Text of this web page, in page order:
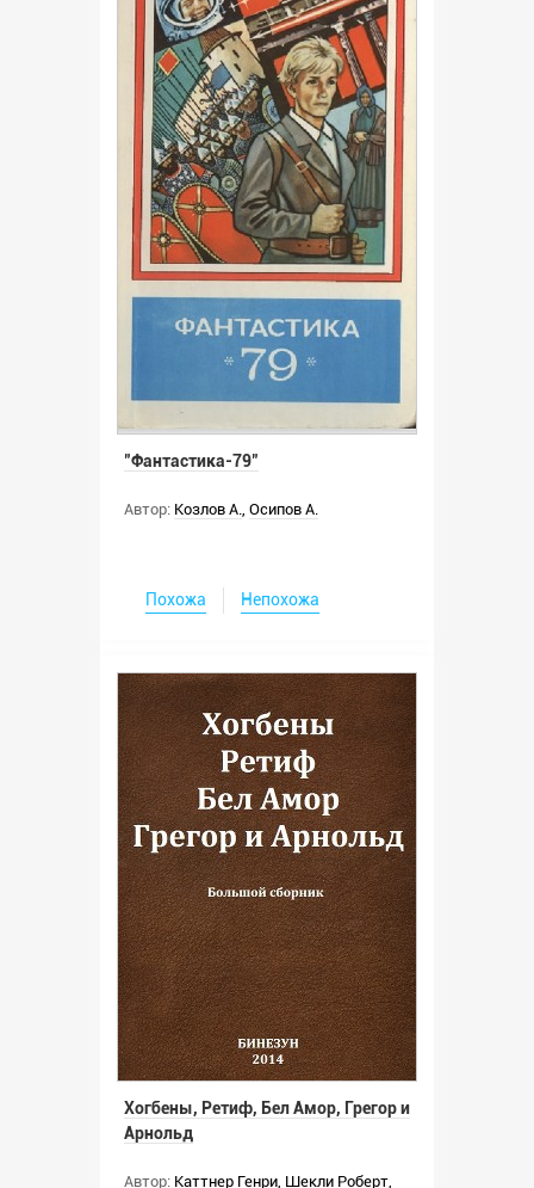
"Фантастика-79"
Автор: Козлов А. Осипов А.
Похожа Непохожа
Хогбены, Ретиф, Бел Амор, Грегор и
Арнольд
Автор: Каттнер Генри Шекли Роберт